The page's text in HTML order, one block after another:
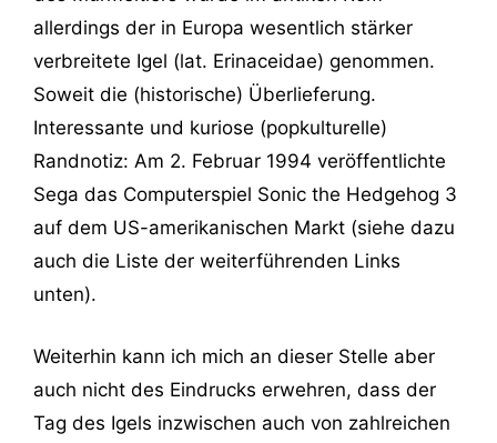
allerdings der in Europa wesentlich stärker
verbreitete Igel (lat. Erinaceidae) genommen.
Soweit die (historische) Überlieferung.
Interessante und kuriose (popkulturelle)
Randnotiz: Am 2. Februar 1994 veröffentlichte
Sega das Computerspiel Sonic the Hedgehog 3
auf dem US-amerikanischen Markt (siehe dazu
auch die Liste der weiterführenden Links
unten).
Weiterhin kann ich mich an dieser Stelle aber
auch nicht des Eindrucks erwehren, dass der
Tag des Igels inzwischen auch von zahlreichen